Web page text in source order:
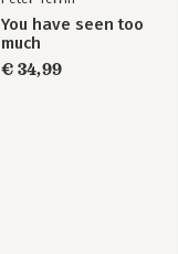
You have seen too
much
€ 34,99